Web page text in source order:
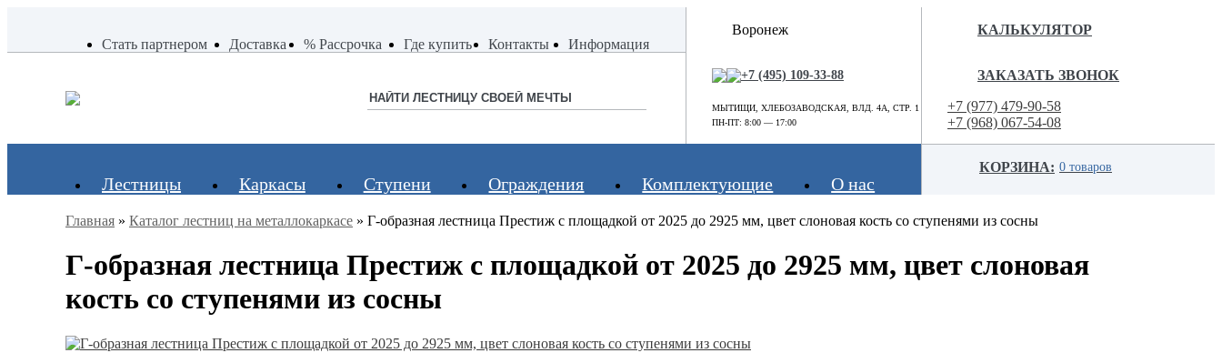
Стать партнером
Стать партнером Доставка
Доставка % Рассрочка
% Рассрочка Где купить
Где купить Контакты
Контакты Информация
Информация
Воронеж КАЛЬКУЛЯТОР
+7 (495) 109-33-88
МЫТИЩИ, ХЛЕБОЗАВОДСКАЯ, ВЛД. 4А, СТР. 1
ПН-ПТ: 8:00 — 17:00
ЗАКАЗАТЬ ЗВОНОК
+7 (977) 479-90-58
+7 (968) 067-54-08
Лестницы
Наши хиты
Серия Престиж
Серия Престиж
Лестницы на второй
В дом
Уличные лестницы
На чердак
На
На 2 косоурах
Прямые
Проем
Для средних проемов
Черные
Лофт
Каркасы Ступени Ограждения
Балясины
Столбы
Перила и поручни
Металлические ограждения
Комплектующие О нас
КОРЗИНА: 0 товаров
Главная » Каталог лестниц на металлокаркасе » Г-образная лестница Престиж с площадкой от 2025 до 2925 мм, цвет слоновая кость со ступенями из сосны
Г-образная лестница Престиж с площадкой от 2025 до 2925 мм, цвет слоновая
кость со ступенями из сосны